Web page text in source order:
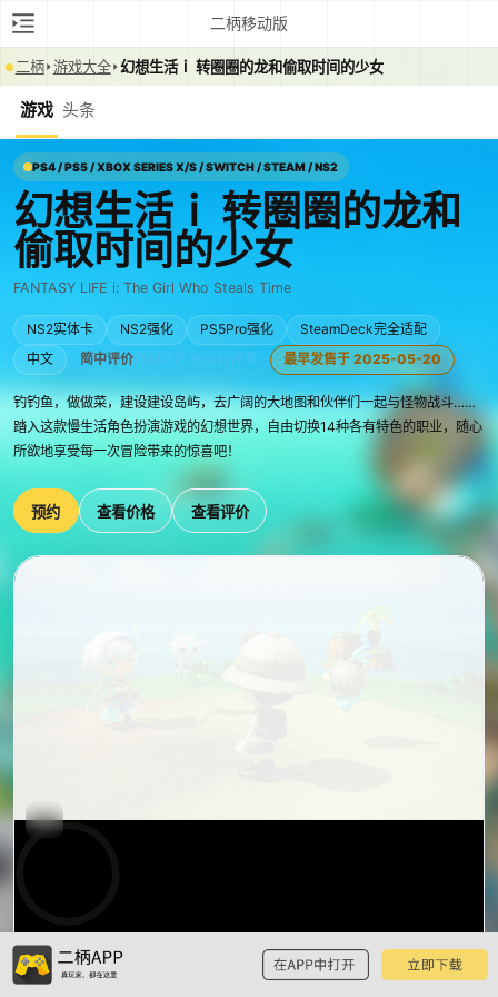
二柄移动版
二柄 游戏大全 幻想生活ｉ 转圈圈的龙和偷取时间的少女
游戏 头条
PS4 / PS5 / XBOX SERIES X/S / SWITCH / STEAM / NS2
幻想生活ｉ 转圈圈的龙和
偷取时间的少女
FANTASY LIFE i: The Girl Who Steals Time
NS2实体卡 NS2强化 PS5Pro强化
SteamDeck完全适配
中文
简中评价 特别好评 86%好评率 最早发售于 2025-05-20
钓钓鱼，做做菜，建设建设岛屿，去广阔的大地图和伙伴们一起与怪物战斗……
踏入这款慢生活角色扮演游戏的幻想世界，自由切换14种各有特色的职业，随心
所欲地享受每一次冒险带来的惊喜吧！
预约 查看价格
查看评价
预
览